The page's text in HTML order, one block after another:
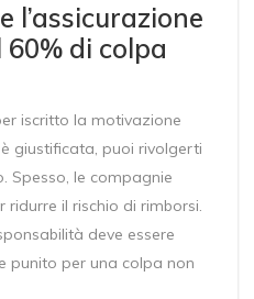
l’assicurazione
di colpa
iscritto la motivazione
giustificata, puoi rivolgerti
Spesso, le compagnie
il rischio di rimborsi.
deve essere
punito per una colpa non